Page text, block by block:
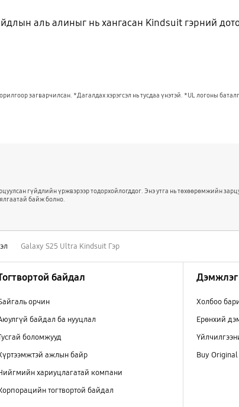
аль алиныг нь хангасан Kindsuit гэрний
загварчилсан. *Дагалдах хэрэгсэл нь тусдаа үнэтэй. *UL логоны
гүйдлийн үржвэрээр тодорхойлогддог. Энэ утга нь төхөөрөмжийн
байж болно.
Galaxy S25 Ultra Kindsuit Гэр
байдал
орчин
байдал ба нууцлал
боломжууд
ажлын байр
хариуцлагатай компани
тогтвортой байдал
Дэмжлэг
Холбоо
Ерөнхий
Buy Original